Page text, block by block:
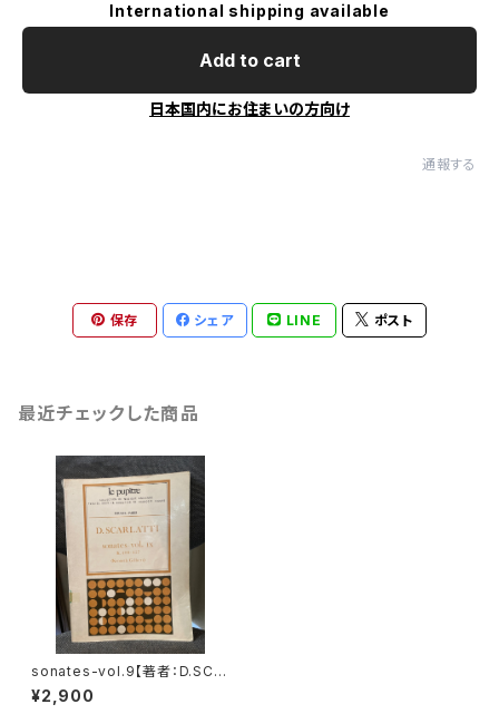
International shipping available
Add to cart
日本国内にお住まいの方向け
通報する
保存 シェア LINE ポスト
最近チェックした商品
sonates-vol.9【著者：D.SCA
RLATTI】出版社：HEUGEL &
CIE 1972年
¥2,900